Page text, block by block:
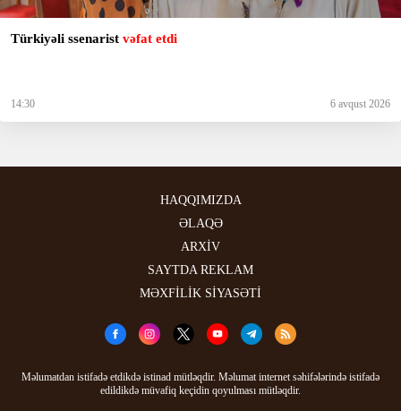
Türkiyəli ssenarist vəfat etdi
14:30 6 avqust 2026
HAQQIMIZDA
ƏLAQƏ
ARXİV
SAYTDA REKLAM
MƏXFİLİK SİYASƏTİ
Məlumatdan istifadə etdikdə istinad mütləqdir. Məlumat internet səhifələrində istifadə
edildikdə müvafiq keçidin qoyulması mütləqdir.